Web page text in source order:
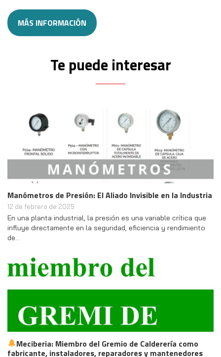
MÁS INFORMACIÓN
Te puede interesar
Manómetros de Presión: El Aliado Invisible en la Industria
12 de febrero de 2025
En una planta industrial, la presión es una variable crítica que
influye directamente en la seguridad, eficiencia y rendimiento
de…
Meciberia: Miembro del Gremio de Calderería como
fabricante, instaladores, reparadores y mantenedores